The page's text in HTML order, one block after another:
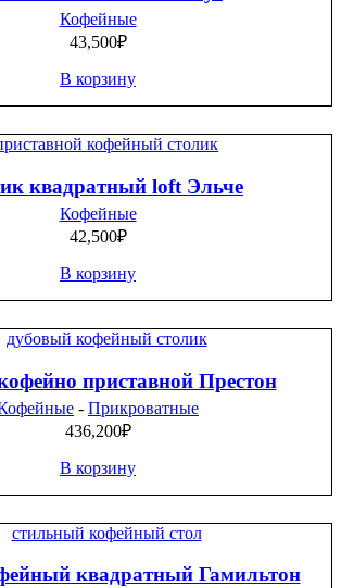
Кофейные
43,500₽
В корзину
квадратный loft Эльче
Кофейные
42,500₽
В корзину
приставной Престон
- Прикроватные
436,200₽
В корзину
квадратный Гамильтон